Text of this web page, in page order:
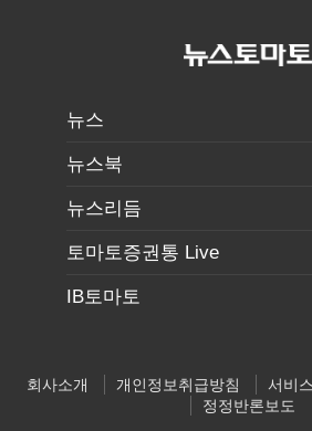
뉴스
뉴스북
뉴스리듬
토마토증권통 Live
IB토마토
회사소개 개인정보취급방침 서비
정정반론보도